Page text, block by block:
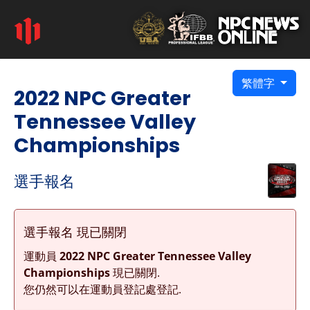
繁體字
2022 NPC Greater
Tennessee Valley
Championships
選手報名
選手報名 現已關閉
運動員 2022 NPC Greater Tennessee Valley
Championships現已關閉.
您仍然可以在運動員登記處登記.